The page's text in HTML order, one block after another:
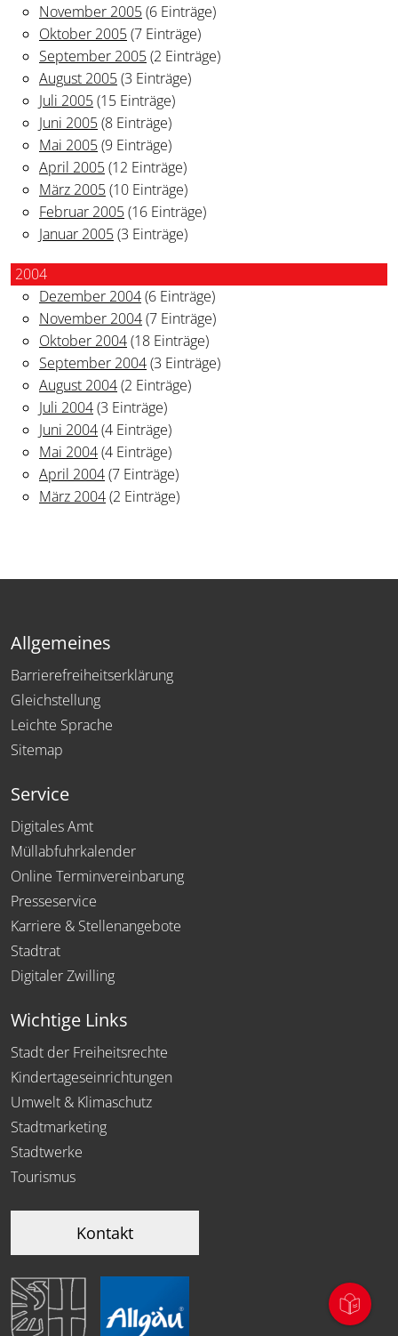
November 2005(6 Einträge)
Oktober 2005(7 Einträge)
September 2005(2 Einträge)
August 2005(3 Einträge)
Juli 2005(15 Einträge)
Juni 2005(8 Einträge)
Mai 2005(9 Einträge)
April 2005(12 Einträge)
März 2005(10 Einträge)
Februar 2005(16 Einträge)
Januar 2005(3 Einträge)
2004
Dezember 2004(6 Einträge)
November 2004(7 Einträge)
Oktober 2004(18 Einträge)
September 2004(3 Einträge)
August 2004(2 Einträge)
Juli 2004(3 Einträge)
Juni 2004(4 Einträge)
Mai 2004(4 Einträge)
April 2004(7 Einträge)
März 2004(2 Einträge)
Allgemeines
Barrierefreiheitserklärung
Gleichstellung
Leichte Sprache
Sitemap
Service
Digitales Amt
Müllabfuhrkalender
Online Terminvereinbarung
Presseservice
Karriere & Stellenangebote
Stadtrat
Digitaler Zwilling
Wichtige Links
Stadt der Freiheitsrechte
Kindertageseinrichtungen
Umwelt & Klimaschutz
Stadtmarketing
Stadtwerke
Tourismus
Kontakt